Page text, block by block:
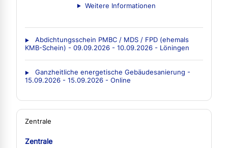
Weitere Informationen
Abdichtungsschein PMBC / MDS / FPD (ehemals
KMB-Schein) - 09.09.2026 - 10.09.2026 - Löningen
Ganzheitliche energetische Gebäudesanierung -
15.09.2026 - 15.09.2026 - Online
Zentrale
Zentrale